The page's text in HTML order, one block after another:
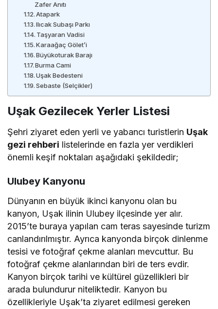
Zafer Anıtı
Atapark
Ilıcak Subaşı Parkı
Taşyaran Vadisi
Karaağaç Gölet’i
Büyükoturak Barajı
Burma Cami
Uşak Bedesteni
Sebaste (Selçikler)
Uşak Gezilecek Yerler Listesi
Şehri ziyaret eden yerli ve yabancı turistlerin Uşak
gezi rehberi listelerinde en fazla yer verdikleri
önemli keşif noktaları aşağıdaki şekildedir;
Ulubey Kanyonu
Dünyanın en büyük ikinci kanyonu olan bu
kanyon, Uşak ilinin Ulubey ilçesinde yer alır.
2015’te buraya yapılan cam teras sayesinde turizm
canlandırılmıştır. Ayrıca kanyonda birçok dinlenme
tesisi ve fotoğraf çekme alanları mevcuttur. Bu
fotoğraf çekme alanlarından biri de ters evdir.
Kanyon birçok tarihi ve kültürel güzellikleri bir
arada bulundurur niteliktedir. Kanyon bu
özellikleriyle Uşak’ta ziyaret edilmesi gereken